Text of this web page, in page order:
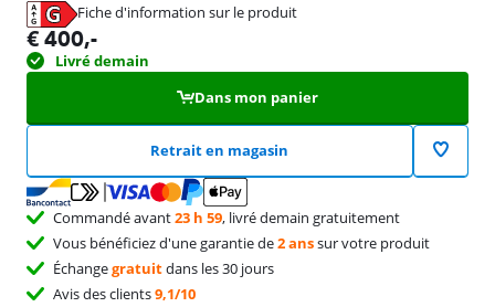
Fiche d'information sur le produit
s'ouvre dans un nouvel onglet
€ 400,-
Livré demain
Dans mon panier
Retrait en magasin
Commandé avant23 h 59, livré demain gratuitement
Vous bénéficiez d'une garantie de2 anssur votre produit
Échangegratuitdans les 30 jours
Avis des clients9,1/10